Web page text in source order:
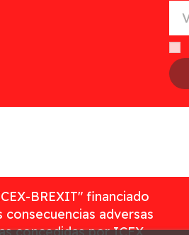
BREXIT" financiado
adversas